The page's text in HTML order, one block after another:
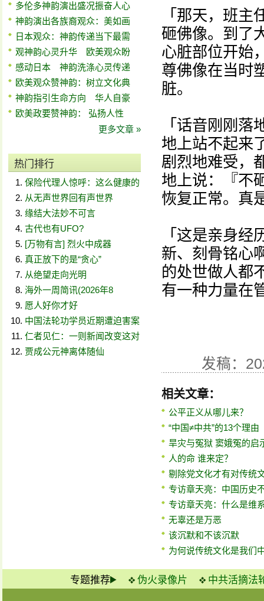
多伦多神韵演出盛况振奋人心
神韵演出各族裔观众：美如画
日本观众：神韵传递当下最需
观神韵心灵升华 欧美观众盼
感动日本 神韵洗涤心灵传递
欧美观众赞神韵：树立文化典
神韵指引生命方向 华人自豪
欧美政要赞神韵： 弘扬人性
更多文章 »
热门排行
保险代理人惊呼：这么健康的
从无声世界回有声世界
缘结大法妙不可言
古代也有UFO?
[万物有言] 烈火中成器
真正放下的是“贪心”
从绝望走向光明
海外一周简讯(2026年8
愿人好你才好
中国法轮功学员近期遭迫害案
仁者见仁：一则新闻改变这对
贾成公元神离体随仙
「那天，班
砸佛像。到了
心脏部位开始
尊佛像在当时
脏。
「话音刚刚
地上站不起来
剧烈地难受，
地上说：『不
恢复正常。真
「这是亲身
新、刻骨铭心
的处世做人都
有一种力量在
发稿：
相关文章：
公平正义从哪儿来？
“中国≠中共”的13个理由
旱灾与冤狱 窦娥冤的启
人的命 谁来定？
剔除党文化才有对传统
专访章天亮：中国历史
专访章天亮：什么是维
无辜还是万恶
该沉默和不该沉默
为何说传统文化是我们
专题推荐 伪火录像片 中共活摘法